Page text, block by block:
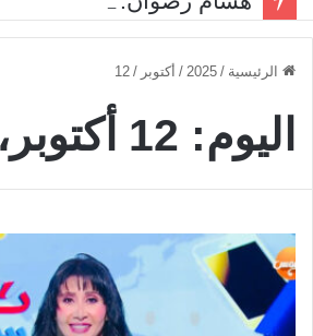
الرئيسية /
2025
/ أكتوبر /
12
اليوم: 12 أكتوبر، 2025